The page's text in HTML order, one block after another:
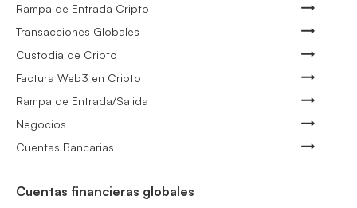
Rampa de Entrada Cripto
Transacciones Globales
Custodia de Cripto
Factura Web3 en Cripto
Rampa de Entrada/Salida
Negocios
Cuentas Bancarias
Cuentas financieras globales